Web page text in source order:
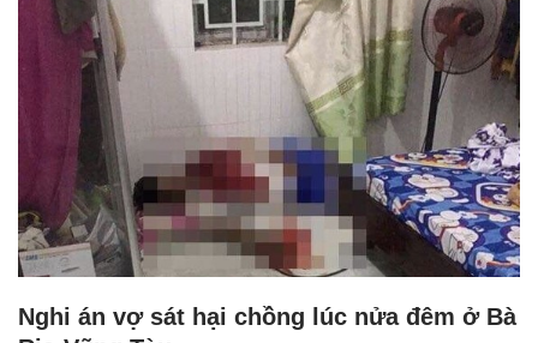
Nghi án vợ sát hại chồng lúc nửa đêm ở Bà